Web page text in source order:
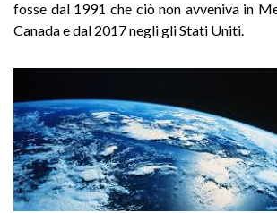
fosse dal 1991 che ciò non avveniva in
Canada e dal 2017 negli gli Stati Uniti.